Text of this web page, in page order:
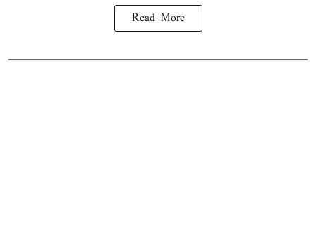
Read More